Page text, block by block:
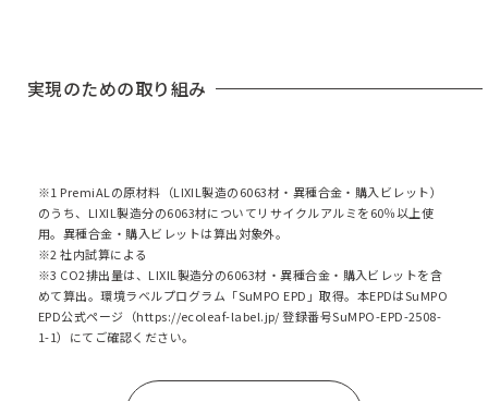
実現のための取り組み
※1 PremiALの原材料（LIXIL製造の6063材・異種合金・購入ビレット）
のうち、LIXIL製造分の6063材についてリサイクルアルミを60％以上使
用。異種合金・購入ビレットは算出対象外。
※2 社内試算による
※3 CO2排出量は、LIXIL製造分の6063材・異種合金・購入ビレットを含
めて算出。環境ラベルプログラム「SuMPO EPD」取得。本EPDはSuMPO
EPD公式ページ（https://ecoleaf-label.jp/登録番号SuMPO-EPD-2508-
1-1）にてご確認ください。